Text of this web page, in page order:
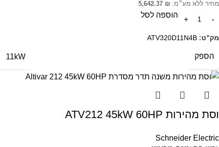
מחיר ללא מע״מ: 5,642.37 ₪
הוספה לסל
מק”ט: ATV320D11N4B
הספק 11kW
וסת מהירות ATV212 45kW 60HP
Schneider Electric